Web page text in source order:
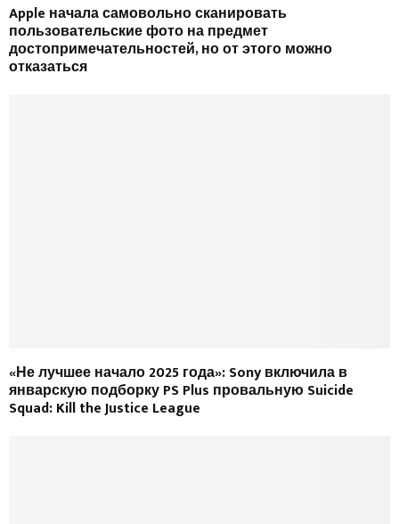
Apple начала самовольно сканировать
пользовательские фото на предмет
достопримечательностей, но от этого можно
отказаться
«Не лучшее начало 2025 года»: Sony включила в
январскую подборку PS Plus провальную Suicide
Squad: Kill the Justice League